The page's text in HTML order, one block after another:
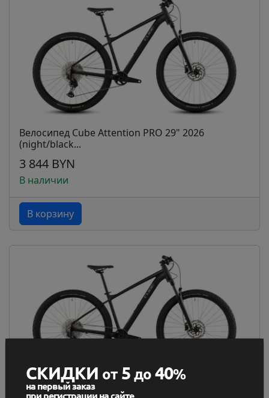
Велосипед Cube Attention PRO 29" 2026
(night/black...
3 844 BYN
В наличии
В корзину
Велосипед Cube Attention PRO 29" 2026
СКИДКИ от5до40%
на первый заказ
при регистрации на сайте